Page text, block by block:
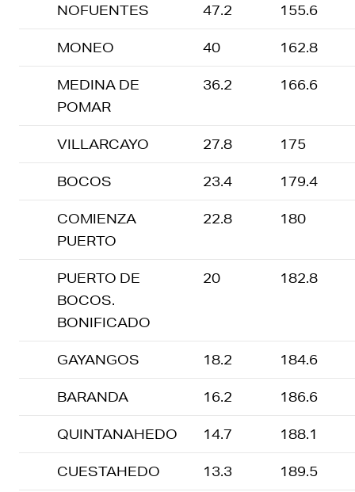
NOFUENTES 47.2 155.6
MONEO 40 162.8
MEDINA DE
POMAR
36.2 166.6
VILLARCAYO 27.8 175
BOCOS 23.4 179.4
COMIENZA
PUERTO
22.8 180
PUERTO DE
BOCOS.
BONIFICADO
20 182.8
GAYANGOS 18.2 184.6
BARANDA 16.2 186.6
QUINTANAHEDO 14.7 188.1
CUESTAHEDO 13.3 189.5